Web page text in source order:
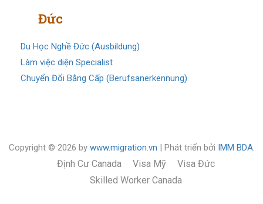
Đức
Du Học Nghề Đức (Ausbildung)
Làm việc diện Specialist
Chuyển Đổi Bằng Cấp (Berufsanerkennung)
Copyright © 2026 by www.migration.vn | Phát triển bởi IMM BDA.
Định Cư Canada Visa Mỹ
Visa Đức
Skilled Worker Canada